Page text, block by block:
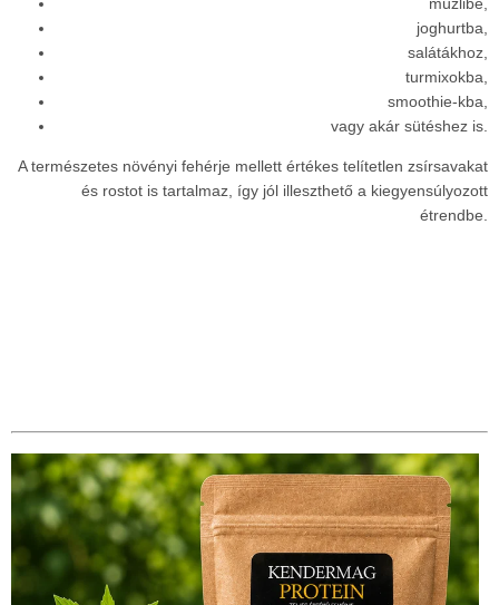
müzlibe,
joghurtba,
salátákhoz,
turmixokba,
smoothie-kba,
vagy akár sütéshez is.
A természetes növényi fehérje mellett értékes telítetlen zsírsavakat
és rostot is tartalmaz, így jól illeszthető a kiegyensúlyozott
étrendbe.